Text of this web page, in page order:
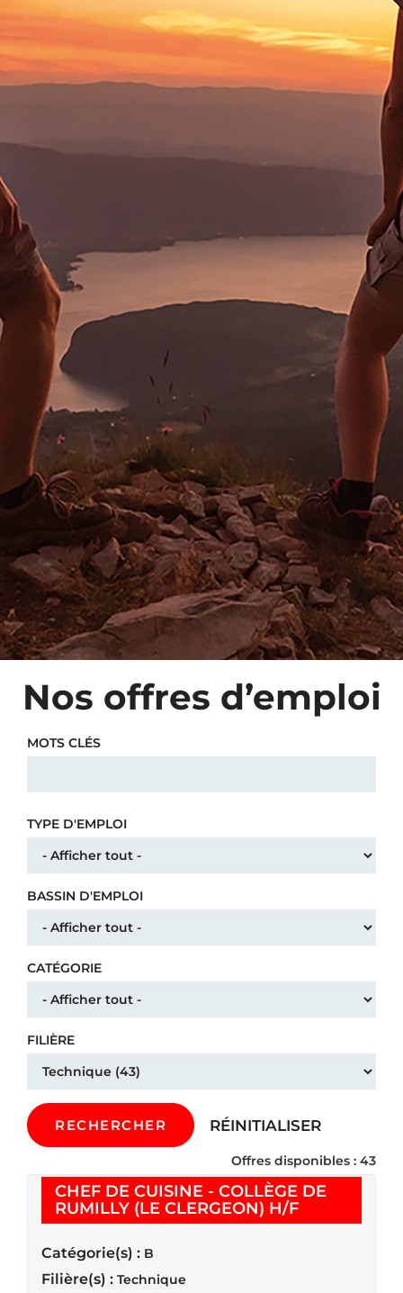
Nos offres d’emploi
MOTS CLÉS
TYPE D'EMPLOI
BASSIN D'EMPLOI
CATÉGORIE
FILIÈRE
RECHERCHER RÉINITIALISER
Offres disponibles : 43
CHEF DE CUISINE - COLLÈGE DE
RUMILLY (LE CLERGEON) H/F(Nouvelle
Catégorie(s) : B
Filière(s) : Technique